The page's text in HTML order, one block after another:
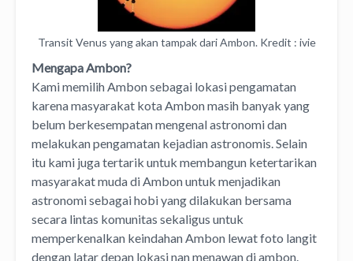
Transit Venus yang akan tampak dari Ambon. Kredit : ivie
Mengapa Ambon?
Kami memilih Ambon sebagai lokasi pengamatan
karena masyarakat kota Ambon masih banyak yang
belum berkesempatan mengenal astronomi dan
melakukan pengamatan kejadian astronomis. Selain
itu kami juga tertarik untuk membangun ketertarikan
masyarakat muda di Ambon untuk menjadikan
astronomi sebagai hobi yang dilakukan bersama
secara lintas komunitas sekaligus untuk
memperkenalkan keindahan Ambon lewat foto langit
dengan latar depan lokasi nan menawan di ambon.